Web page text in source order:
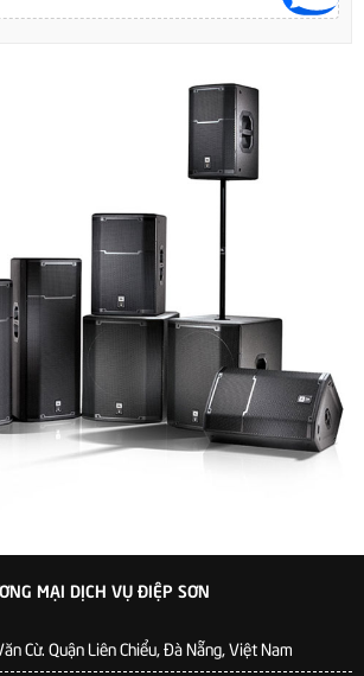
MẠI DỊCH VỤ ĐIỆP SƠN
Cừ. Quận Liên Chiểu, Đà Nẵng, Việt Nam